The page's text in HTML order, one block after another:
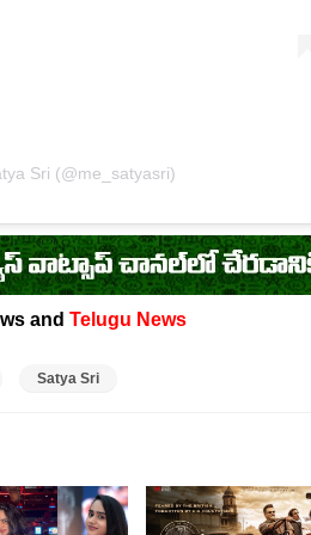
Sri (@me_satyasri)
and Telugu News
Satya Sri